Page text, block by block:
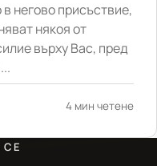
негово присъствие,
някоя от
върху Вас, пред
4 мин четене
СЕ